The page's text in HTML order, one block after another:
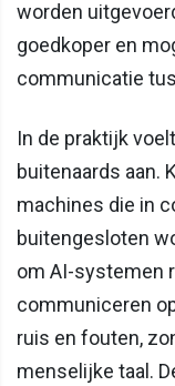
worden
goedkoper en
communicatie
In de praktijk
buitenaards aan.
machines die in
buitengesloten
om AI-systemen
communiceren
ruis en fouten,
menselijke taal.